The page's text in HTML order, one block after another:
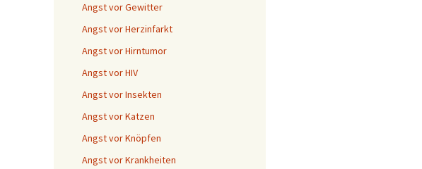
Angst vor Gewitter
Angst vor Herzinfarkt
Angst vor Hirntumor
Angst vor HIV
Angst vor Insekten
Angst vor Katzen
Angst vor Knöpfen
Angst vor Krankheiten